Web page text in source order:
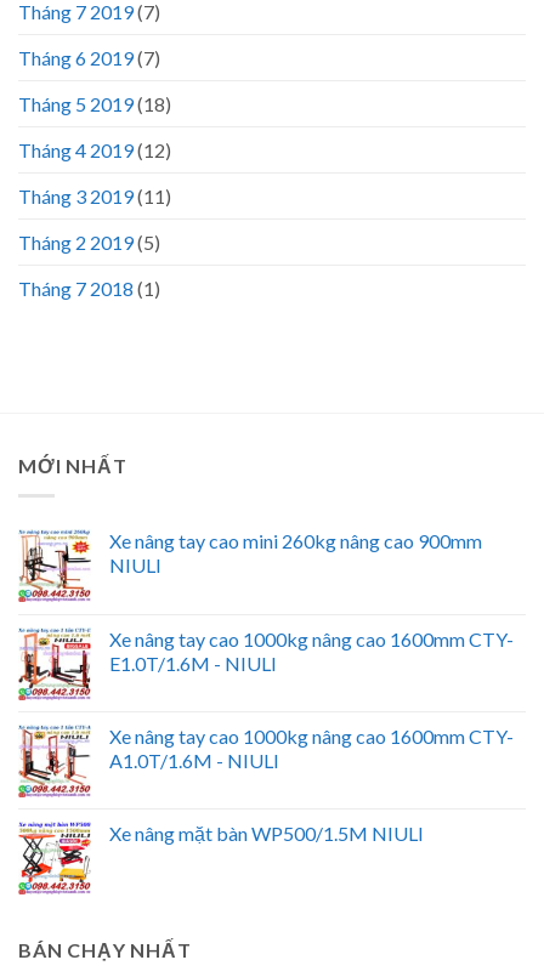
Tháng 7 2019(7)
Tháng 6 2019(7)
Tháng 5 2019(18)
Tháng 4 2019(12)
Tháng 3 2019(11)
Tháng 2 2019(5)
Tháng 7 2018 (1)
MỚI NHẤT
Xe nâng tay cao mini 260kg nâng cao 900mm
NIULI
Xe nâng tay cao 1000kg nâng cao 1600mm CTY-
E1.0T/1.6M - NIULI
Xe nâng tay cao 1000kg nâng cao 1600mm CTY-
A1.0T/1.6M - NIULI
Xe nâng mặt bàn WP500/1.5M NIULI
BÁN CHẠY NHẤT